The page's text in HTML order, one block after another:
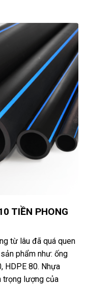
TIỀN PHONG
từ lâu đã quá quen
phẩm như: ống
HDPE 80. Nhựa
trọng lượng của